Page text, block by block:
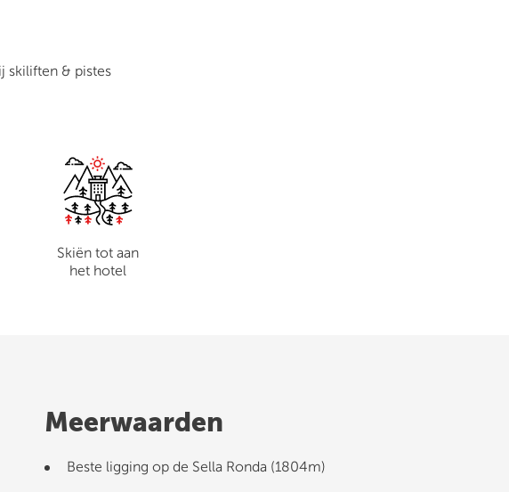
skiliften & pistes
Skiën tot aan
het hotel
Meerwaarden
Beste ligging op de Sella Ronda (1804m)